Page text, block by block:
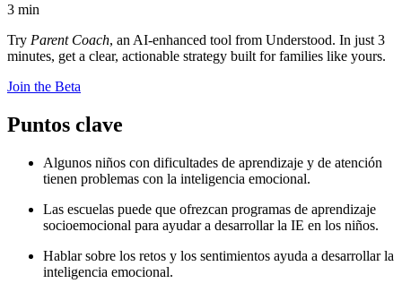
3 min
Try Parent Coach, an AI-enhanced tool from Understood. In just 3
minutes, get a clear, actionable strategy built for families like yours.
Join the Beta
Puntos clave
Algunos niños con dificultades de aprendizaje y de atención
tienen problemas con la inteligencia emocional.
Las escuelas puede que ofrezcan programas de aprendizaje
socioemocional para ayudar a desarrollar la IE en los niños.
Hablar sobre los retos y los sentimientos ayuda a desarrollar la
inteligencia emocional.